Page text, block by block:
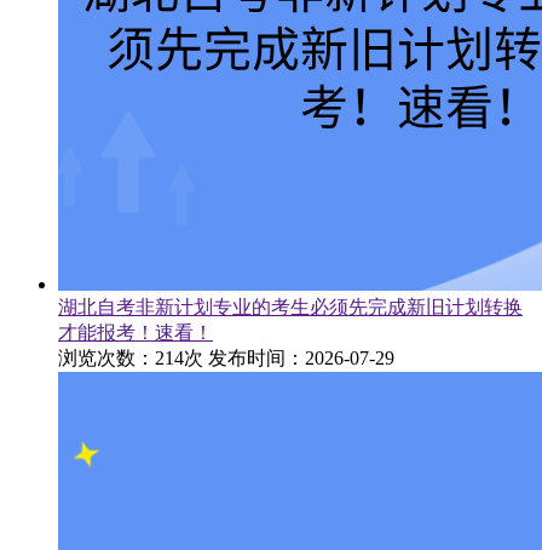
湖北自考非新计划专业的考生必须先完成新旧计划转换
才能报考！速看！
浏览次数：214次 发布时间：2026-07-29